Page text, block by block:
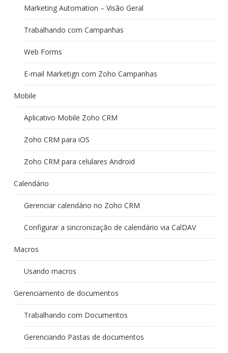
Marketing Automation – Visão Geral
Trabalhando com Campanhas
Web Forms
E-mail Marketign com Zoho Campanhas
Mobile
Aplicativo Mobile Zoho CRM
Zoho CRM para iOS
Zoho CRM para celulares Android
Calendário
Gerenciar calendário no Zoho CRM
Configurar a sincronização de calendário via CalDAV
Macros
Usando macros
Gerenciamento de documentos
Trabalhando com Documentos
Gerenciando Pastas de documentos